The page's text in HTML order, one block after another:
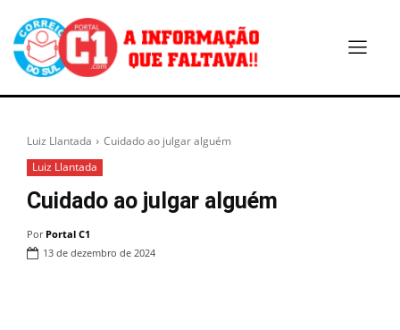
Luiz Llantada
Cuidado ao julgar alguém
Luiz Llantada
Cuidado ao julgar alguém
Por Portal C1
13 de dezembro de 2024